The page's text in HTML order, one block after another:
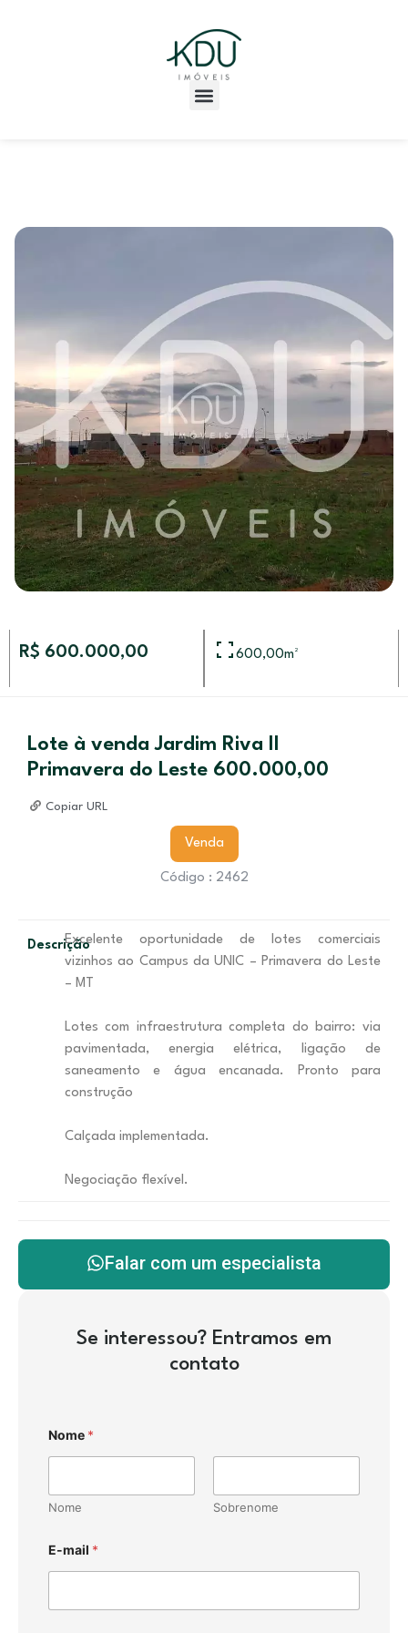
R$ 600.000,00 600,00m²
Lote à venda Jardim Riva II
Primavera do Leste 600.000,00
Copiar URL
Venda
Código : 2462
DescriçãoExcelente oportunidade de lotes comerciais
vizinhos ao Campus da UNIC – Primavera do Leste
– MT
Lotes com infraestrutura completa do bairro: via
pavimentada, energia elétrica, ligação de
saneamento e água encanada. Pronto para
construção
Calçada implementada.
Negociação flexível.
Falar com um especialista
Se interessou? Entramos em
contato
Nome *
Nome Sobrenome
E-mail *